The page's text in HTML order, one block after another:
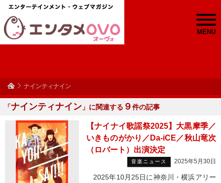
MENU
ナインティナイン
「ナインティナイン 」に関連する ９件の記事
【ナイナイ歌謡祭2025】大黒摩季／
いきものがかり／Da-iCE／秋山竜次
（ロバート）出演決定
音楽ニュース 2025年5月30日
2025年10月25日に神奈川・横浜アリー